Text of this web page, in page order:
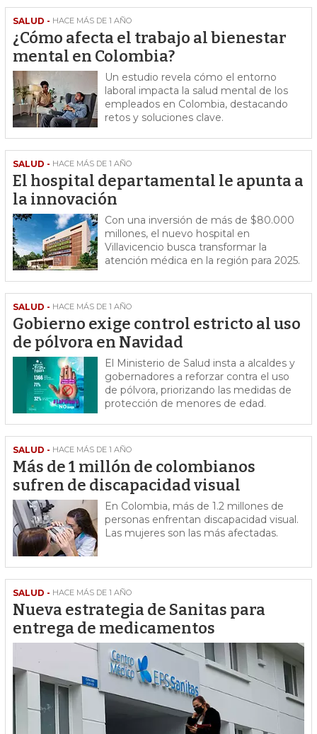
SALUD - HACE MÁS DE 1 AÑO
¿Cómo afecta el trabajo al bienestar
mental en Colombia?
Un estudio revela cómo el entorno
laboral impacta la salud mental de los
empleados en Colombia, destacando
retos y soluciones clave.
SALUD - HACE MÁS DE 1 AÑO
El hospital departamental le apunta a
la innovación
Con una inversión de más de $80.000
millones, el nuevo hospital en
Villavicencio busca transformar la
atención médica en la región para 2025.
SALUD - HACE MÁS DE 1 AÑO
Gobierno exige control estricto al uso
de pólvora en Navidad
El Ministerio de Salud insta a alcaldes y
gobernadores a reforzar contra el uso
de pólvora, priorizando las medidas de
protección de menores de edad.
SALUD - HACE MÁS DE 1 AÑO
Más de 1 millón de colombianos
sufren de discapacidad visual
En Colombia, más de 1.2 millones de
personas enfrentan discapacidad visual.
Las mujeres son las más afectadas.
SALUD - HACE MÁS DE 1 AÑO
Nueva estrategia de Sanitas para
entrega de medicamentos